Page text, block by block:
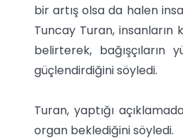
bir artış olsa da halen
Tuncay Turan, insanların
belirterek, bağışçıların
güçlendirdiğini söyledi.
Turan, yaptığı
organ beklediğini söyledi.